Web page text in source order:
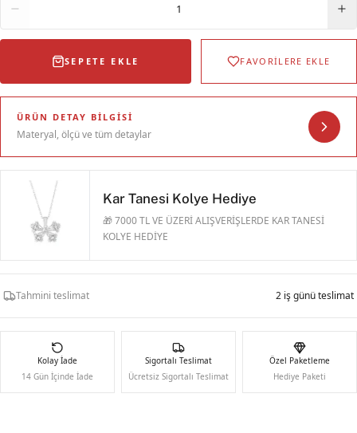
1
SEPETE EKLE FAVORİLERE EKLE
ÜRÜN DETAY BILGISI
Materyal, ölçü ve tüm detaylar
Kar Tanesi Kolye Hediye
🎁 7000 TL VE ÜZERİ ALIŞVERİŞLERDE KAR TANESİ
KOLYE HEDİYE
Tahmini teslimat 2 iş günü teslimat
Kolay İade
14 Gün İçinde İade
Sigortalı Teslimat
Ücretsiz Sigortalı Teslimat
Özel Paketleme
Hediye Paketi